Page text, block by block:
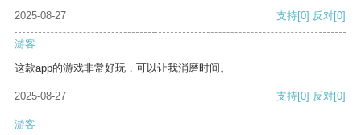
2025-08-27
支持[0] 反对[0]
游客
这款app的游戏非常好玩，可以让我消磨时间。
2025-08-27 支持[0] 反对[0]
游客